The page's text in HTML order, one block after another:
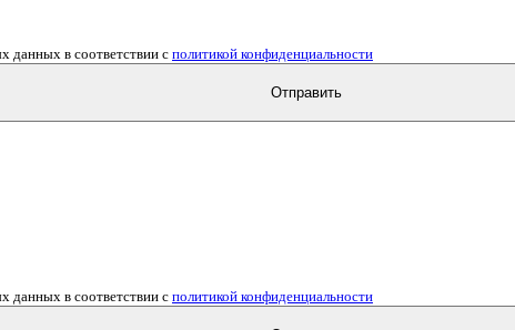
данных в соответствии с политикой конфиденциальности
Отправить
данных в соответствии с политикой конфиденциальности